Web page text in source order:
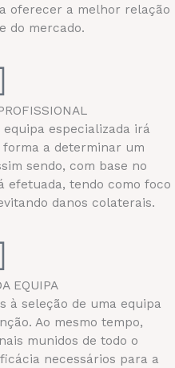
oferecer a melhor relação
do mercado.
especializada irá
a determinar um
sendo, com base no
efetuada, tendo como foco
danos colaterais.
EQUIPA
à seleção de uma equipa
Ao mesmo tempo,
munidos de todo o
necessários para a